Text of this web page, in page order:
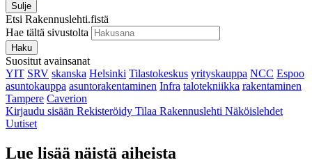
Sulje
Etsi Rakennuslehti.fistä
Hae tältä sivustolta
Haku
Suositut avainsanat
YIT SRV skanska Helsinki Tilastokeskus yrityskauppa NCC Espoo
asuntokauppa asuntorakentaminen Infra talotekniikka rakentaminen
Tampere Caverion
Kirjaudu sisään Rekisteröidy Tilaa Rakennuslehti Näköislehdet
Uutiset
Lue lisää näistä aiheista